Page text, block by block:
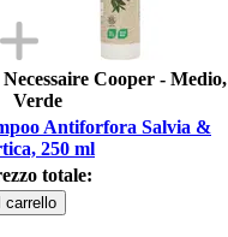
Cooper - Medio,
Verde
Antiforfora Salvia &
250 ml
totale:
carrello